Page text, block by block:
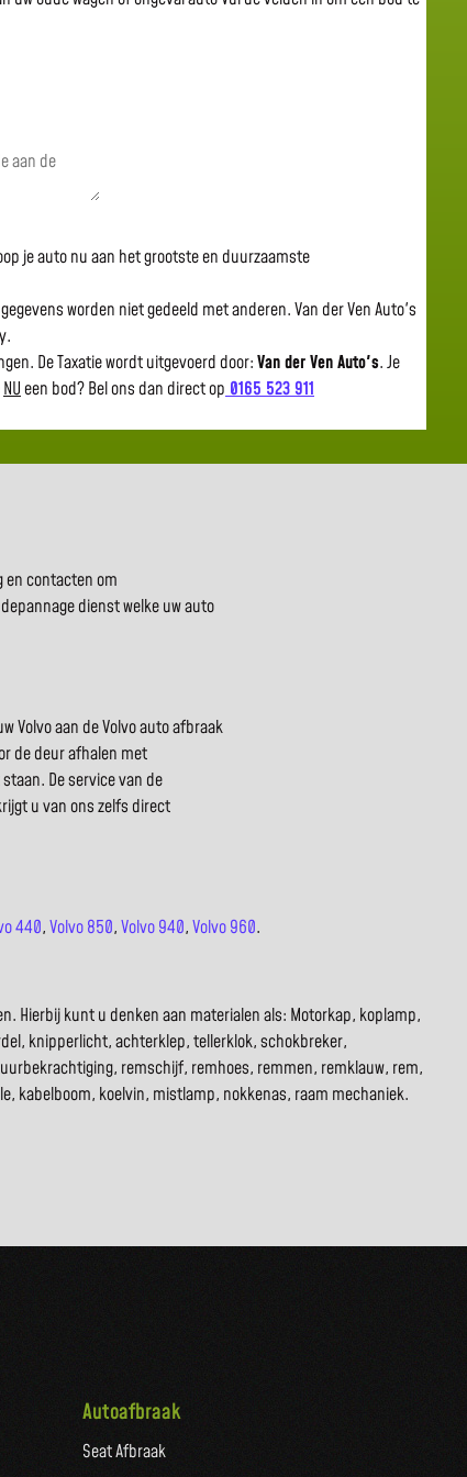
je auto nu aan het grootste en duurzaamste
worden niet gedeeld met anderen. Van der Ven Auto's
De Taxatie wordt uitgevoerd door:Van der Ven Auto's.Je
NUeen bod? Bel ons dan direct op 0165 523 911
en contacten om
dienst welke uw auto
Volvo aan de Volvo auto afbraak
de deur afhalen met
De service van de
u van ons zelfs direct
440,Volvo 850,Volvo 940,Volvo 960.
Hierbij kunt u denken aan materialen als: Motorkap, koplamp,
knipperlicht, achterklep, tellerklok, schokbreker,
remschijf, remhoes, remmen, remklauw, rem,
kabelboom, koelvin, mistlamp, nokkenas, raam mechaniek.
Autoafbraak
Seat Afbraak